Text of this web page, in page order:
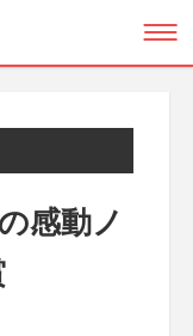
感動ノ